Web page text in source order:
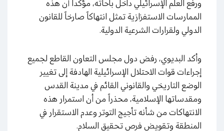
ورفع العلم الإسرائيلي داخل باحاته، مؤكداً أن هذه
الممارسات الاستفزازية تمثل انتهاكاً صارخاً للقانون
الدولي ولقرارات الشرعية الدولية.
وأكد البديوي، رفض دول مجلس التعاون القاطع لجميع
إجراءات قوات الاحتلال الإسرائيلية الهادفة إلى تغيير
الوضع التاريخي والقانوني القائم في مدينة القدس
ومقدساتها الإسلامية، محذراً من أن استمرار هذه
الانتهاكات من شأنه تأجيج التوتر وعدم الاستقرار في
المنطقة وتقويض فرص تحقيق السلام.